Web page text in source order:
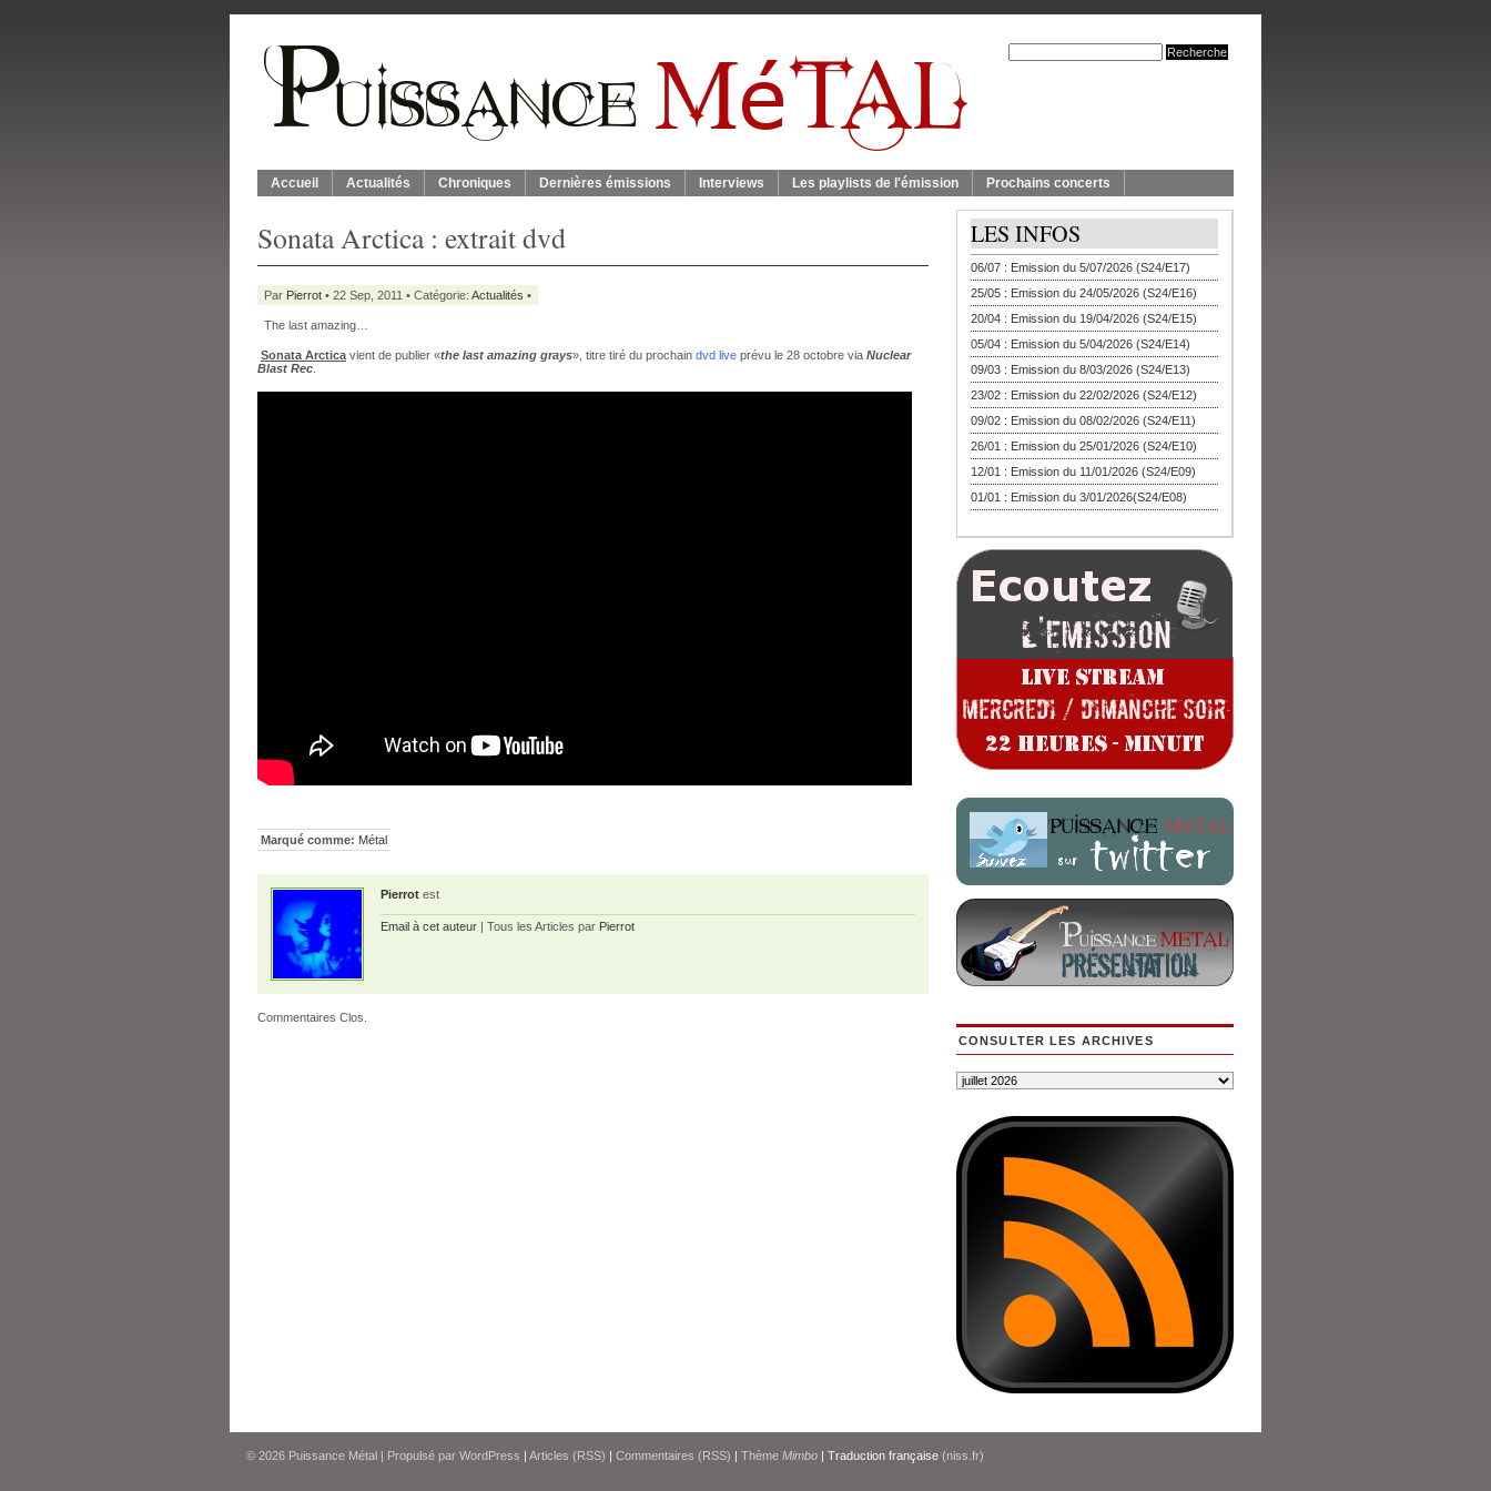
Accueil Actualités Chroniques Dernières émissions Interviews Les playlists de l'émission Prochains concerts
Sonata Arctica : extrait dvd
Par Pierrot • 22 Sep, 2011 • Catégorie: Actualités •
The last amazing…
Sonata Arctica vient de publier «the last amazing grays», titre tiré du prochain dvd live prévu le 28 octobre via Nuclear
Blast Rec
Marqué comme: Métal
Pierrot est
Email à cet auteur | Tous les Articles par Pierrot
Commentaires Clos.
LES INFOS
06/07 : Emission du 5/07/2026 (S24/E17)
25/05 : Emission du 24/05/2026 (S24/E16)
20/04 : Emission du 19/04/2026 (S24/E15)
05/04 : Emission du 5/04/2026 (S24/E14)
09/03 : Emission du 8/03/2026 (S24/E13)
23/02 : Emission du 22/02/2026 (S24/E12)
09/02 : Emission du 08/02/2026 (S24/E11)
26/01 : Emission du 25/01/2026 (S24/E10)
12/01 : Emission du 11/01/2026 (S24/E09)
01/01 : Emission du 3/01/2026(S24/E08)
CONSULTER LES ARCHIVES
© 2026 Puissance Métal | Propulsé par WordPress | Articles (RSS) | Commentaires (RSS) | Thème Mimbo | Traduction française (niss.fr)